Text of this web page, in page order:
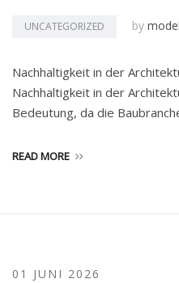
UNCATEGORIZED by
Nachhaltigkeit in der
Nachhaltigkeit in der
Bedeutung, da die
READ MORE
01 JUNI 2026